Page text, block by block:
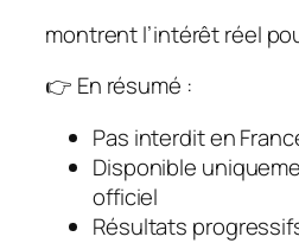
montrent l’intérêt réel
👉 En résumé :
Pas interdit en
Disponible
officiel
Résultats